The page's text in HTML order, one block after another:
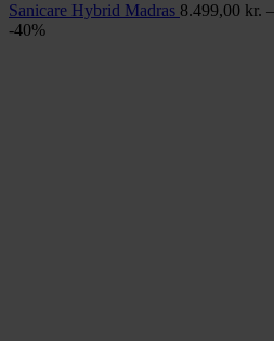
Sanicare Hybrid Madras 8.499,00 kr. –
-40%